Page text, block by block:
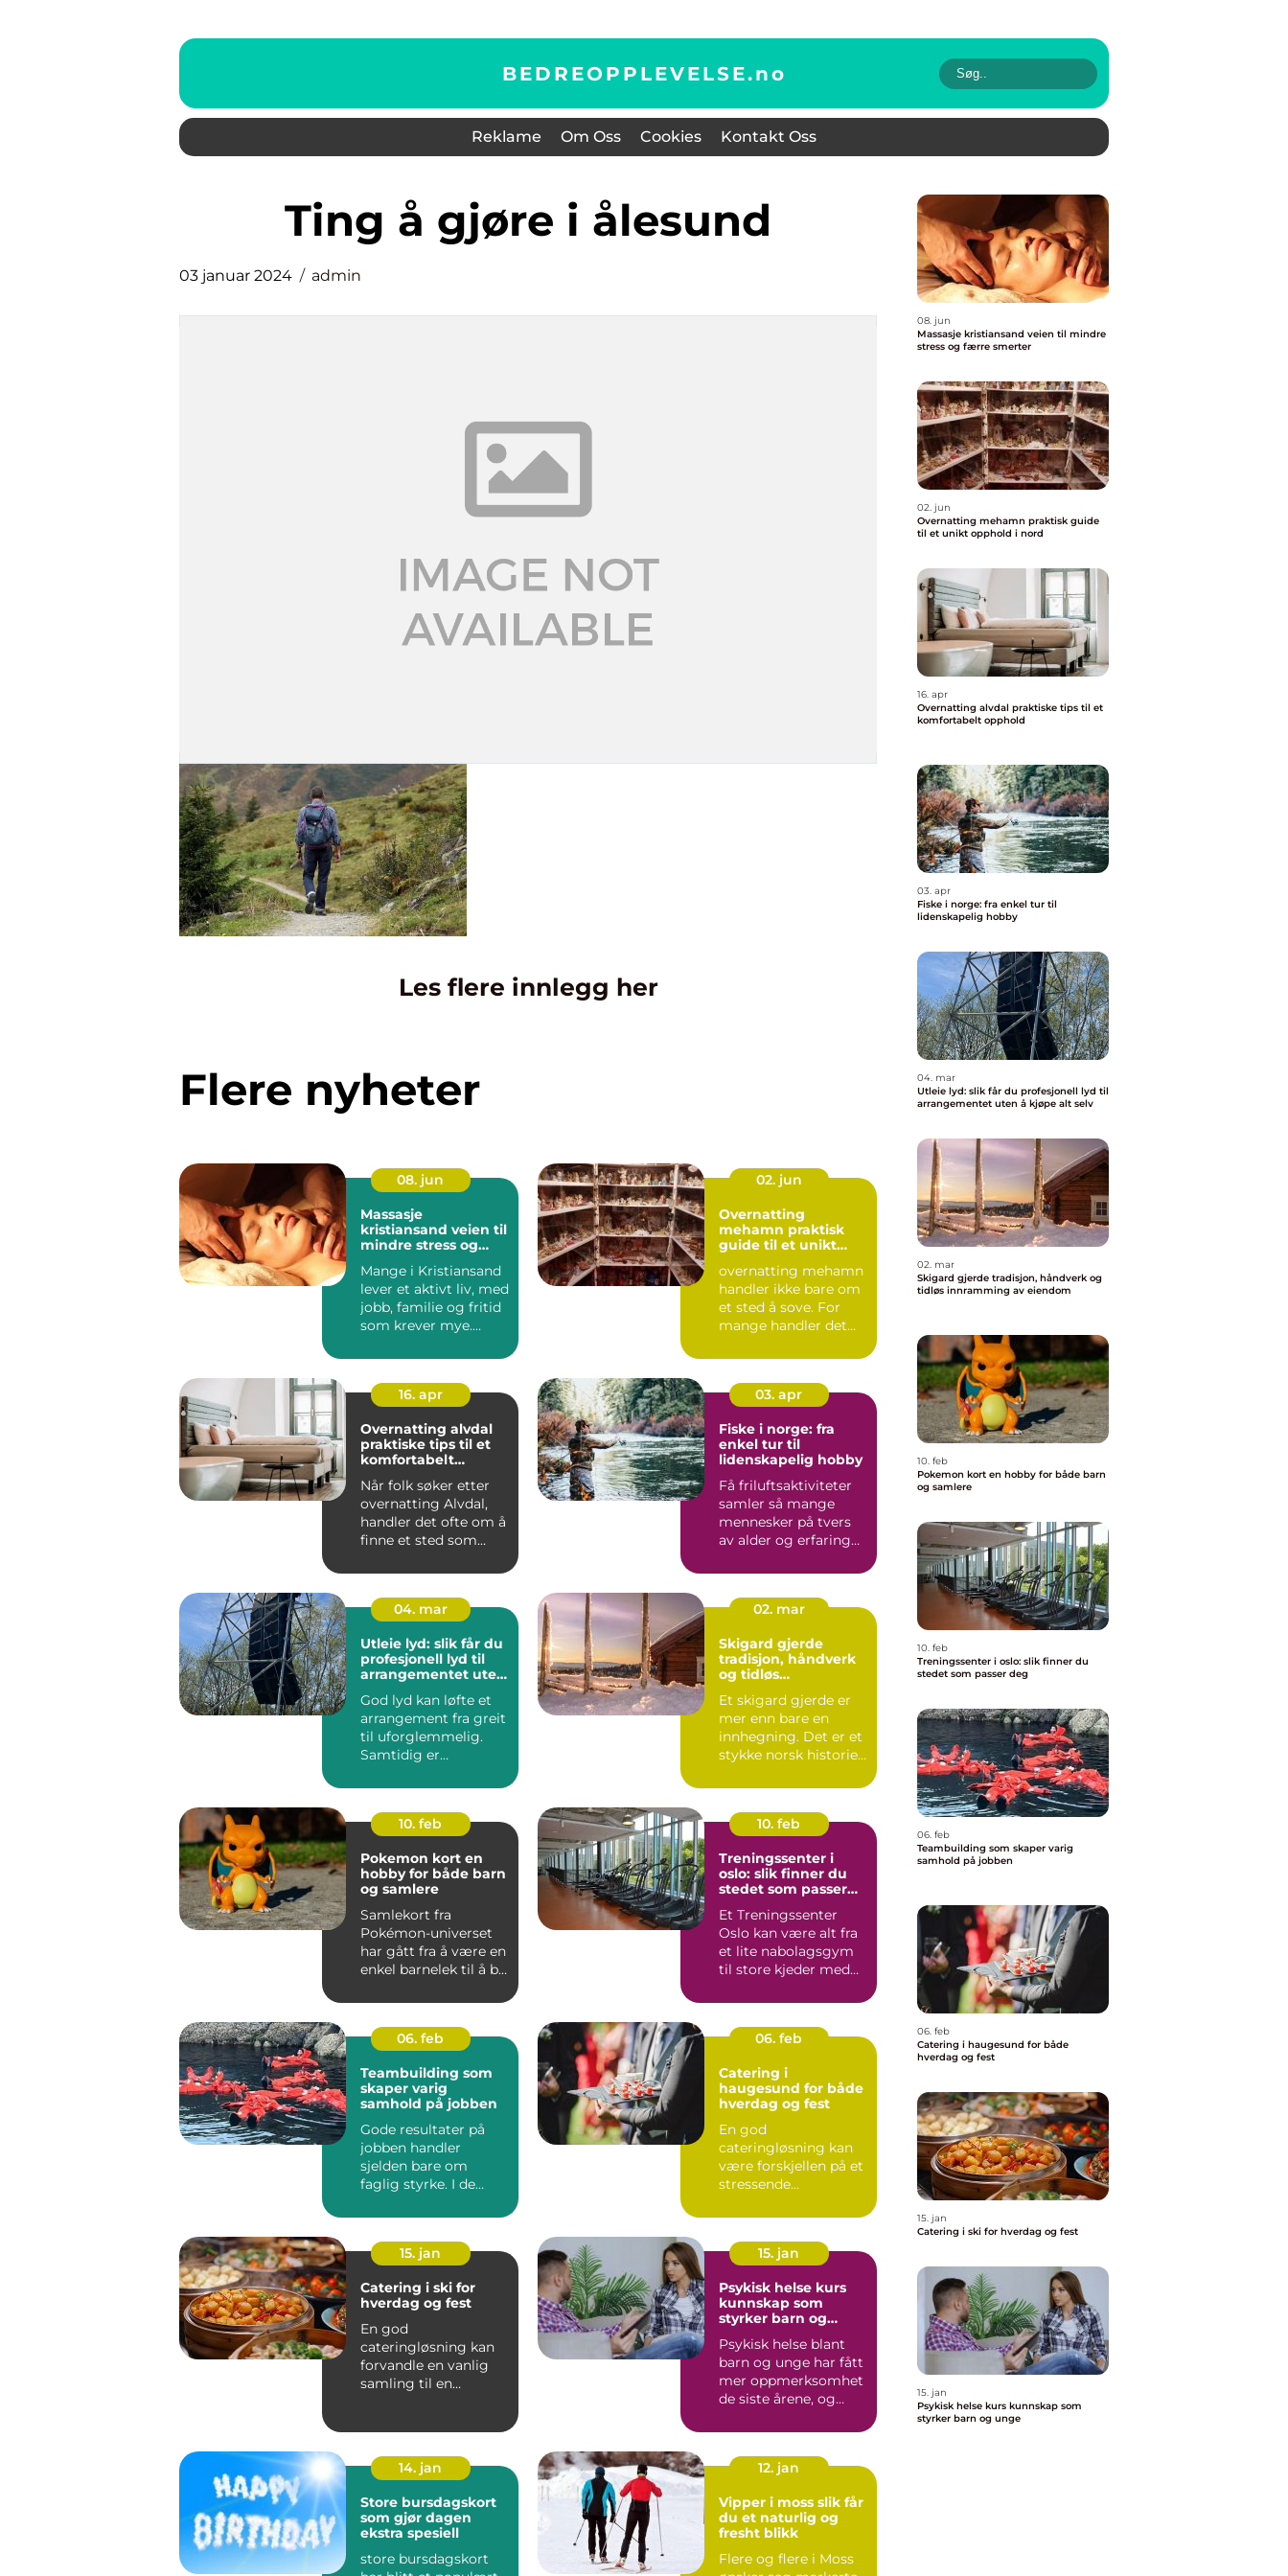
BEDREOPPLEVELSE.no
Reklame Om Oss Cookies Kontakt Oss
ting å gjøre i ålesund
03 januar 2024 admin
Les flere innlegg her
Flere nyheter
08. jun
Massasje
kristiansand veien til
mindre stress og
Mange i Kristiansand
lever et aktivt liv, med
jobb, familie og fritid
som krever mye.
02. jun
Overnatting
mehamn praktisk
guide til et unikt
overnatting mehamn
handler ikke bare om
et sted å sove. For
mange handler det
s...
16. apr
Overnatting alvdal
praktiske tips til et
komfortabelt
Når folk søker etter
overnatting Alvdal,
handler det ofte om å
finne et sted som
03. apr
Fiske i norge: fra
enkel tur til
lidenskapelig hobby
Få friluftsaktiviteter
samler så mange
mennesker på tvers
av alder og erfaring
star...
04. mar
Utleie lyd: slik får du
profesjonell lyd til
arrangementet uten
God lyd kan løfte et
arrangement fra greit
til uforglemmelig.
Samtidig er
dyr...
02. mar
Skigard gjerde
tradisjon, håndverk
og tidløs
eiendom
Et skigard gjerde er
mer enn bare en
innhegning. Det er et
stykke norsk historie
10. feb
Pokemon kort en
hobby for både barn
og samlere
Samlekort fra
Pokémon-universet
har gått fra å være en
enkel barnelek til å bli
10. feb
Treningssenter i
oslo: slik finner du
stedet som passer
Et Treningssenter
Oslo kan være alt fra
et lite nabolagsgym
til store kjeder med
M...
06. feb
Teambuilding som
skaper varig
samhold på jobben
Gode resultater på
jobben handler
sjelden bare om
faglig styrke. I de
relasjo...
06. feb
Catering i
haugesund for både
hverdag og fest
En god
cateringløsning kan
være forskjellen på et
stressende
rolig, hyggelig opple...
15. jan
Catering i ski for
hverdag og fest
En god
cateringløsning kan
forvandle en vanlig
samling til en
15. jan
Psykisk helse kurs
kunnskap som
styrker barn og
Psykisk helse blant
barn og unge har fått
mer oppmerksomhet
de siste årene, og
...
14. jan
Store bursdagskort
som gjør dagen
ekstra spesiell
store bursdagskort
12. jan
Vipper i moss slik får
du et naturlig og
fresht blikk
Flere og flere i Moss
08. jun
Massasje kristiansand veien til mindre
stress og færre smerter
02. jun
Overnatting mehamn praktisk guide
til et unikt opphold i nord
16. apr
Overnatting alvdal praktiske tips til et
komfortabelt opphold
03. apr
Fiske i norge: fra enkel tur til
lidenskapelig hobby
04. mar
Utleie lyd: slik får du profesjonell lyd til
arrangementet uten å kjøpe alt selv
02. mar
Skigard gjerde tradisjon, håndverk og
tidløs innramming av eiendom
10. feb
Pokemon kort en hobby for både barn
og samlere
10. feb
Treningssenter i oslo: slik finner du
stedet som passer deg
06. feb
Teambuilding som skaper varig
samhold på jobben
06. feb
Catering i haugesund for både
hverdag og fest
15. jan
Catering i ski for hverdag og fest
15. jan
Psykisk helse kurs kunnskap som
styrker barn og unge